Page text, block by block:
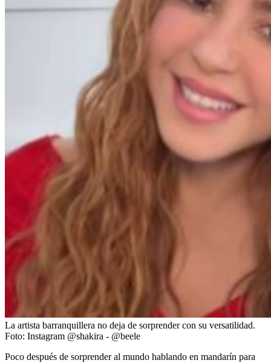
La artista barranquillera no deja de sorprender con su versatilidad.
Foto: Instagram @shakira - @beele
Poco después de sorprender al mundo hablando en mandarín para